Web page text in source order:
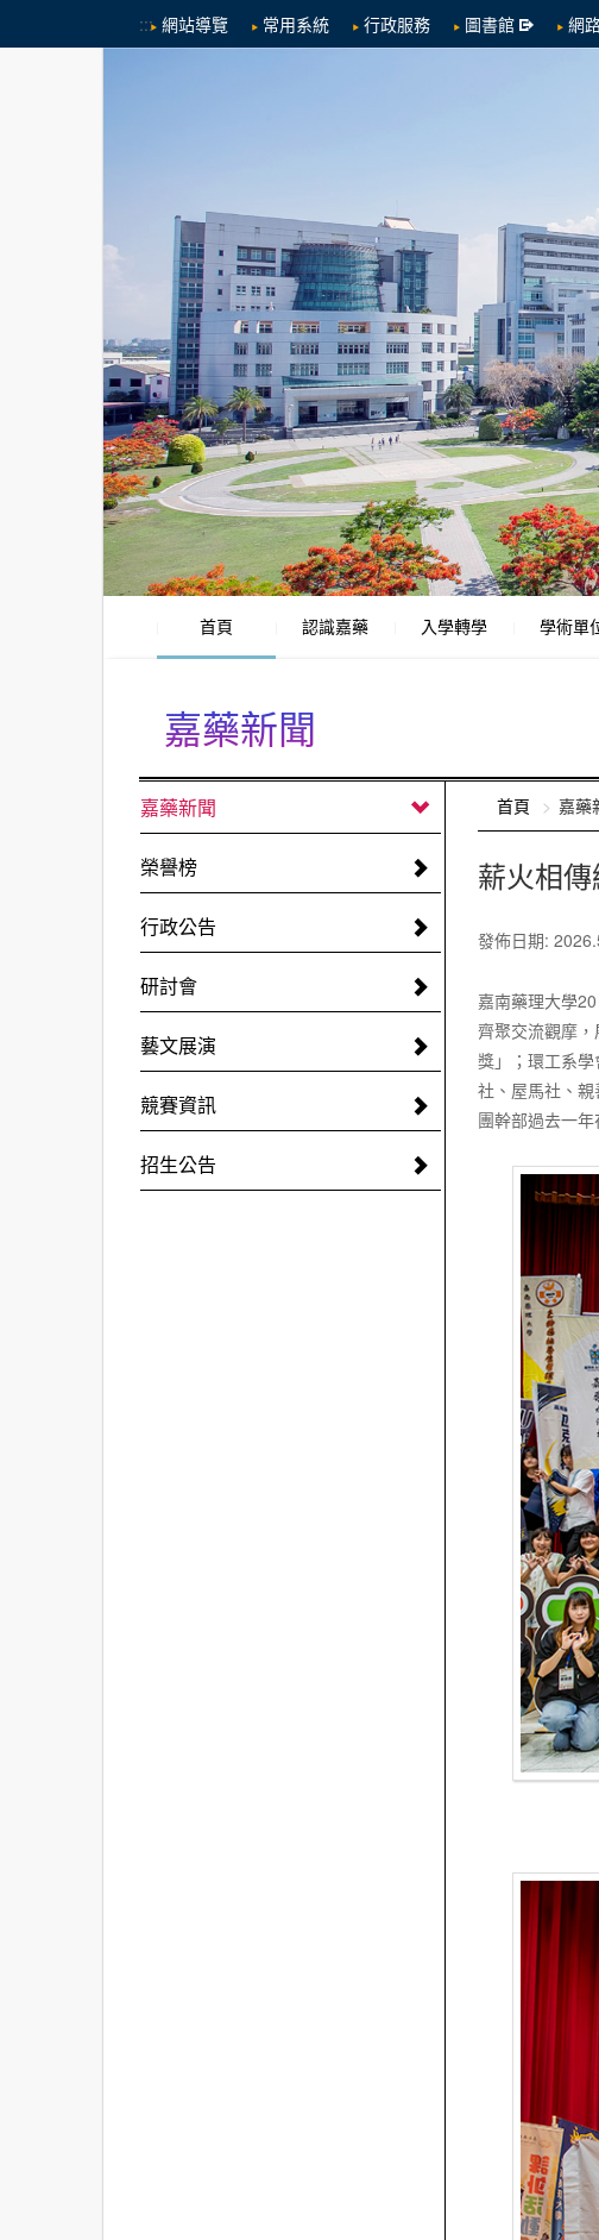
跳到中央內容區塊::: 網站導覽 常用系統 行政服務 圖書館 網
首頁 認識嘉藥 入學轉學 學術單
嘉藥新聞
嘉藥新聞
榮譽榜
行政公告
研討會
藝文展演
競賽資訊
招生公告
首頁 嘉藥
薪火相
發佈日期:
嘉南藥理大學
齊聚交流觀摩
獎」；環工系
社、屋馬社、
團幹部過去一